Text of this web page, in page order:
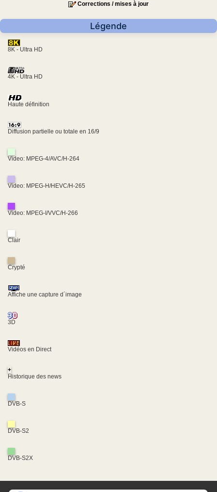
Corrections / mises à jour
Légende
8K - Ultra HD
4K - Ultra HD
Haute définition
Diffusion partielle ou totale en 16/9
Video: MPEG-4/AVC/H-264
Video: MPEG-H/HEVC/H-265
Video: MPEG-I/VVC/H-266
Clair
Crypté
Affiche une capture d´image
3D
Vidéos en Direct
+
Historique des news
DVB-S
DVB-S2
DVB-S2X